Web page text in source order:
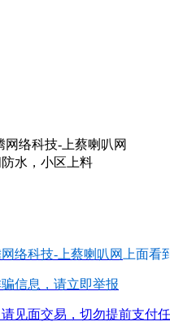
网络科技-上蔡喇叭网
水，小区上料
络科技-上蔡喇叭网 上面看
信息，请立即举报
见面交易，切勿提前支付